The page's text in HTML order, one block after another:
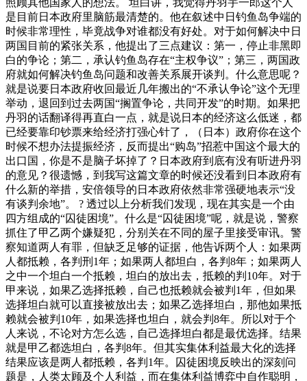
是目前日本政府里脑筋最清楚的。他在叙述中日钓鱼岛争端的
时候非常理性，毕竟战争对谁都没有好处。对于如何解决中日
两国目前的紧张关系，他提出了三点建议：第一，停止非黑即
白的争论；第二，承认钓鱼岛存在“主权争议”；第三，两国政
府就如何解决钓鱼岛问题和改善关系展开谈判。什么意思呢？
就是说要日本政府收回最近几年搬出的“不承认争论”这个无理
举动，退回到过去两国“搁置争论，共同开发”的时期。如果把
丹羽的话翻译得再直白一点，就是说日本的经济这么低迷，都
已经要靠印钞票来给经济打强心针了，（日本）政府你在这个
时候不想办法提振经济，反而提出“购岛”招惹中国这个最大的
出口国，你是不是脑子坏掉了？日本政府到底有没有听进丹羽
的意见？很遗憾，到我写这篇文章的时候还没看到日本政府有
什么新的举措，安倍领导的日本政府依然非常强硬地表示“没
有谈判余地”。 ? 透过以上分析我们发现，现在其实是一个由
四方组成的“囚徒困境”。什么是“囚徒困境”呢，就是说，警察
抓住了甲乙两个嫌疑犯，分别关在不同的屋子里接受审讯。警
察知道两人有罪，但缺乏足够的证据，他告诉两个人：如果两
人都抵赖，各判刑1年；如果两人都坦白，各判8年；如果两人
之中一个坦白一个抵赖，坦白的放出去，抵赖的判10年。对于
甲来说，如果乙选择抵赖，自己也抵赖就会被判1年，但如果
选择坦白就可以直接被放出去；如果乙选择坦白，那他如果抵
赖就会被判10年，如果选择也坦白，就会判8年。所以对于个
人来说，不论对方怎么选，自己选择坦白都是最优选择。结果
就是甲乙都选坦白，各判8年。但其实集体利益最大化的选择
结果应该是两人都抵赖，各判1年。囚徒困境反映出的深刻问
题是，人类太顾及个人利益，而在集体利益博弈中自作聪明，